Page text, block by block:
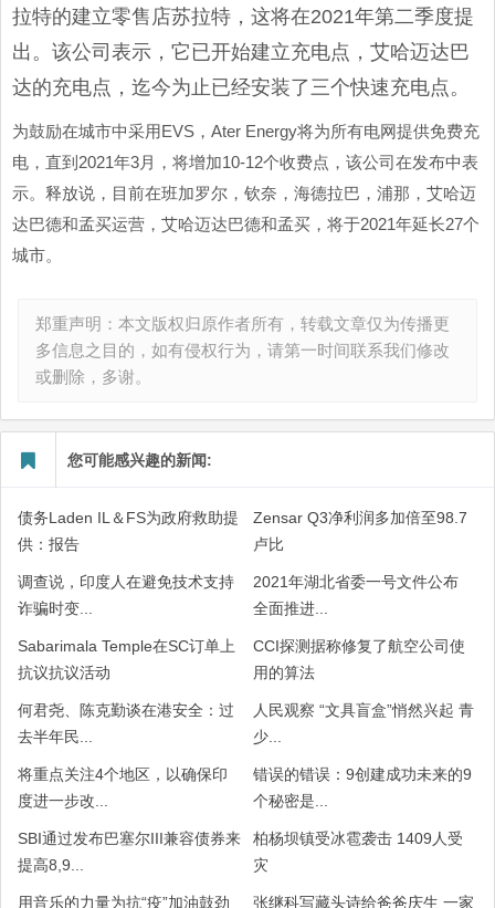
拉特的建立零售店苏拉特，这将在2021年第二季度提
出。该公司表示，它已开始建立充电点，艾哈迈达巴
达的充电点，迄今为止已经安装了三个快速充电点。
为鼓励在城市中采用EVS，Ater Energy将为所有电网提供免费充
电，直到2021年3月，将增加10-12个收费点，该公司在发布中表
示。释放说，目前在班加罗尔，钦奈，海德拉巴，浦那，艾哈迈
达巴德和孟买运营，艾哈迈达巴德和孟买，将于2021年延长27个
城市。
郑重声明：本文版权归原作者所有，转载文章仅为传播更
多信息之目的，如有侵权行为，请第一时间联系我们修改
或删除，多谢。
您可能感兴趣的新闻:
债务Laden IL＆FS为政府救助提
供：报告
Zensar Q3净利润多加倍至98.7
卢比
调查说，印度人在避免技术支持
诈骗时变...
2021年湖北省委一号文件公布
全面推进...
Sabarimala Temple在SC订单上
抗议抗议活动
CCI探测据称修复了航空公司使
用的算法
何君尧、陈克勤谈在港安全：过
去半年民...
人民观察 “文具盲盒”悄然兴起 青
少...
将重点关注4个地区，以确保印
度进一步改...
错误的错误：9创建成功未来的9
个秘密是...
SBI通过发布巴塞尔III兼容债券来
提高8,9...
柏杨坝镇受冰雹袭击 1409人受
灾
用音乐的力量为抗“疫”加油鼓劲 张继科写藏头诗给爸爸庆生 一家